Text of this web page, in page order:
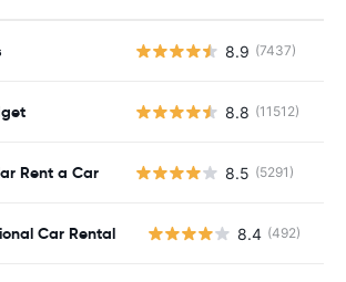
8.9 (7437)
8.8 (11512)
Rent a Car 8.5 (5291)
Car Rental 8.4 (492)